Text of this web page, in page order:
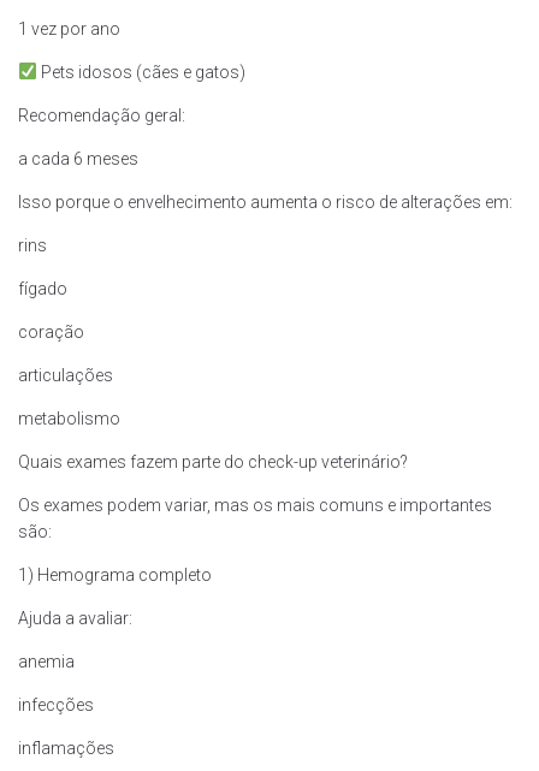
1 vez por ano
Pets idosos (cães e gatos)
Recomendação geral:
a cada 6 meses
Isso porque o envelhecimento aumenta o risco de alterações em:
rins
fígado
coração
articulações
metabolismo
Quais exames fazem parte do check-up veterinário?
Os exames podem variar, mas os mais comuns e importantes
são:
1) Hemograma completo
Ajuda a avaliar:
anemia
infecções
inflamações